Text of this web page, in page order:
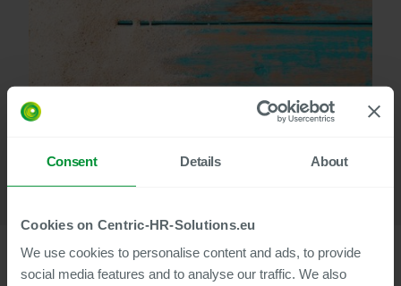
Consent Details About
Cookies on Centric-HR-Solutions.eu
We use cookies to personalise content and ads, to provide
social media features and to analyse our traffic. We also